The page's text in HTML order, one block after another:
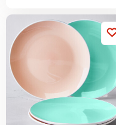
skrutkovacími
viečkami. Vaše jedlo
zostane horúce ako
práve pripravené alebo
studené ako z
chladničky až 5
hodín.Dvojitá stena s
izoláciou z